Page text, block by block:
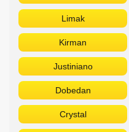
Limak
Kirman
Justiniano
Dobedan
Crystal